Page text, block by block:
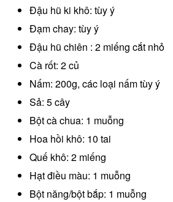
Đậu hũ ki khô: tùy ý
Đạm chay: tùy ý
Đậu hũ chiên : 2 miếng cắt nhỏ
Cà rốt: 2 củ
Nấm: 200g, các loại nấm tùy ý
Sả: 5 cây
Bột cà chua: 1 muỗng
Hoa hồi khô: 10 tai
Quế khô: 2 miếng
Hạt điều màu: 1 muỗng
Bột năng/bột bắp: 1 muỗng